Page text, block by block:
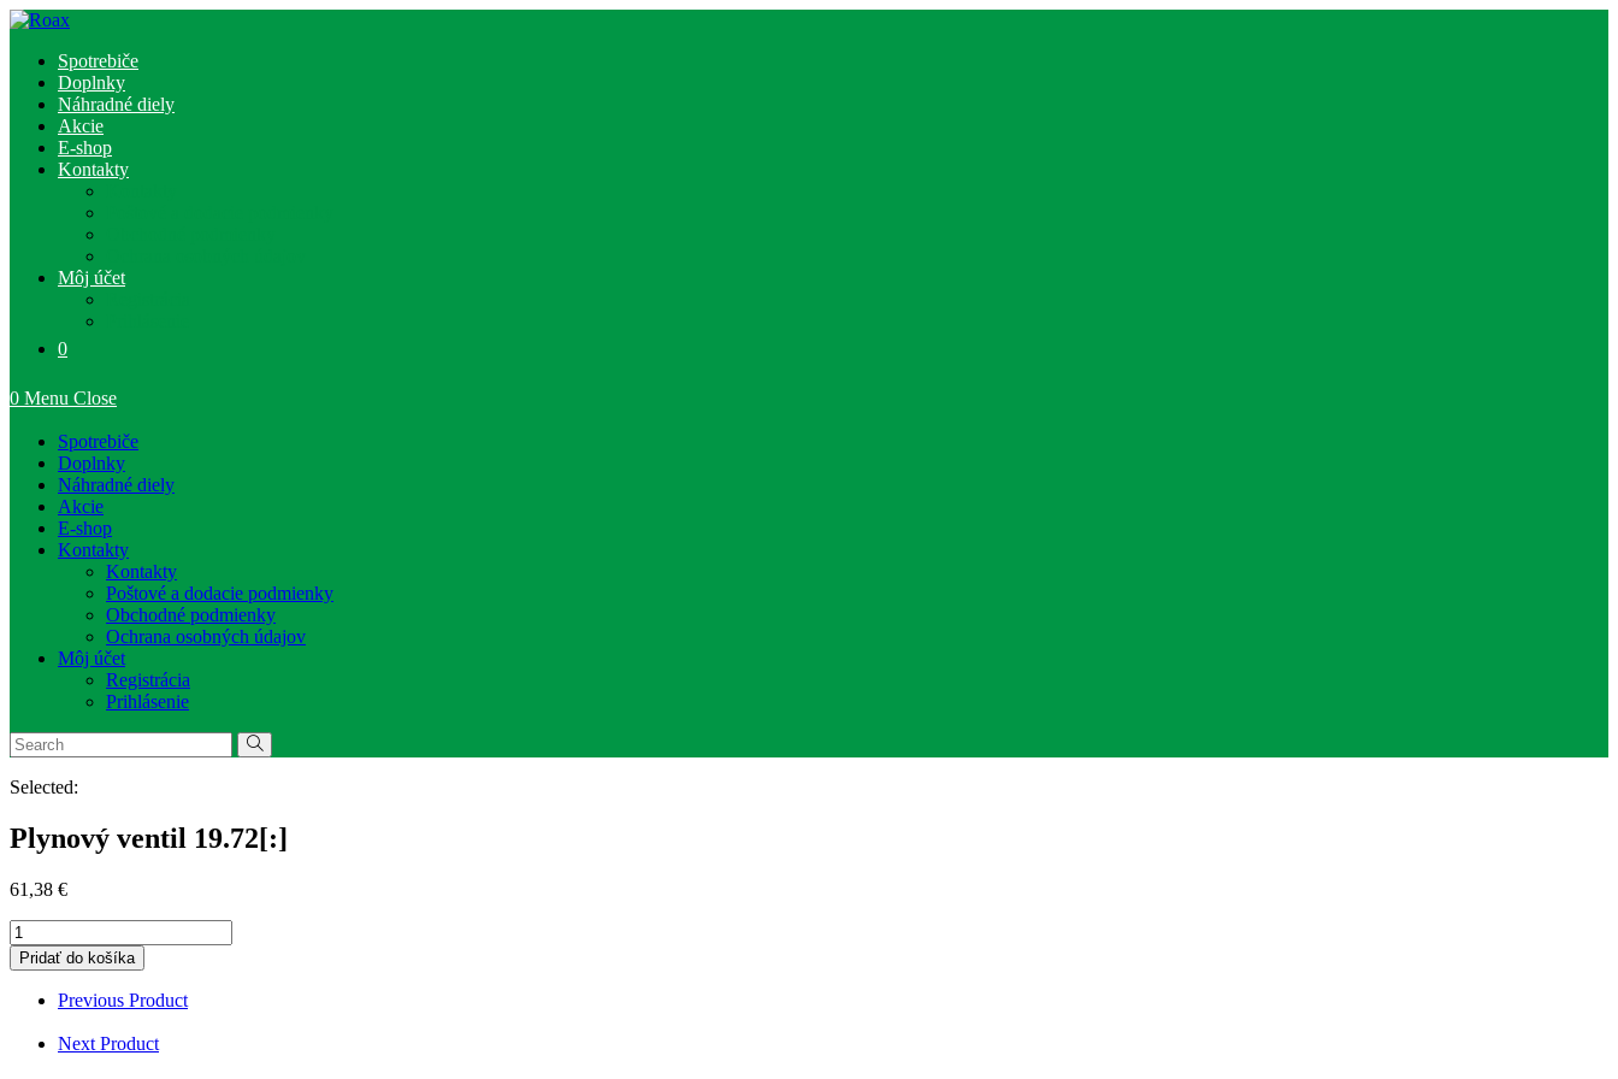
Skip
contentSpotrebiče
Doplnky
Náhradné diely
Akcie
E-shop
Kontakty
Môj účet
0
0 Menu Close
Spotrebiče
Doplnky
Náhradné diely
Akcie
E-shop
Kontakty
Kontakty
Poštové a dodacie podmienky
Obchodné podmienky
Ochrana osobných údajov
Môj účet
Registrácia
Prihlásenie
Selected:
Plynový ventil 19.72[:]
61,38 €
množstvo
Plynový
ventil
19.72[:]
Pridať do košíka
Previous Product
Next Product